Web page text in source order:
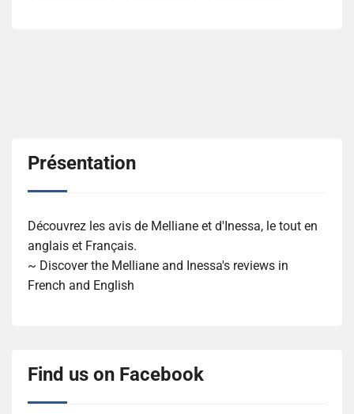
Présentation
Découvrez les avis de Melliane et d'Inessa, le tout en
anglais et Français.
~ Discover the Melliane and Inessa's reviews in
French and English
Find us on Facebook